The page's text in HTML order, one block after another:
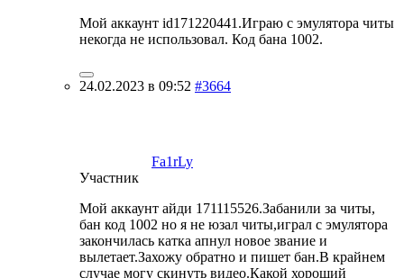
Мой аккаунт id171220441.Играю с эмулятора читы
некогда не использовал. Код бана 1002.
24.02.2023 в 09:52 #3664
Fa1rLy
Участник
Мой аккаунт айди 171115526.Забанили за читы,
бан код 1002 но я не юзал читы,играл с эмулятора
закончилась катка апнул новое звание и
вылетает.Захожу обратно и пишет бан.В крайнем
случае могу скинуть видео.Какой хороший